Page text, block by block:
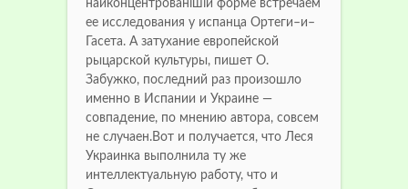
найконцентрованішій форме встречаем
ее исследования у испанца Ортеги–и–
Гасета. А затухание европейской
рыцарской культуры, пишет О.
Забужко, последний раз произошло
именно в Испании и Украине —
совпадение, по мнению автора, совсем
не случаен.Вот и получается, что Леся
Украинка выполнила ту же
интеллектуальную работу, что и